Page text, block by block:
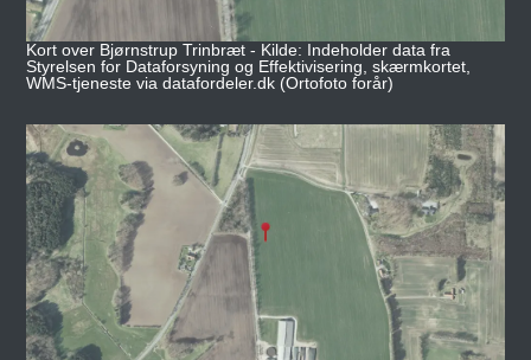
Kort over Bjørnstrup Trinbræt - Kilde: Indeholder data fra
Styrelsen for Dataforsyning og Effektivisering, skærmkortet,
WMS-tjeneste via datafordeler.dk (Ortofoto forår)